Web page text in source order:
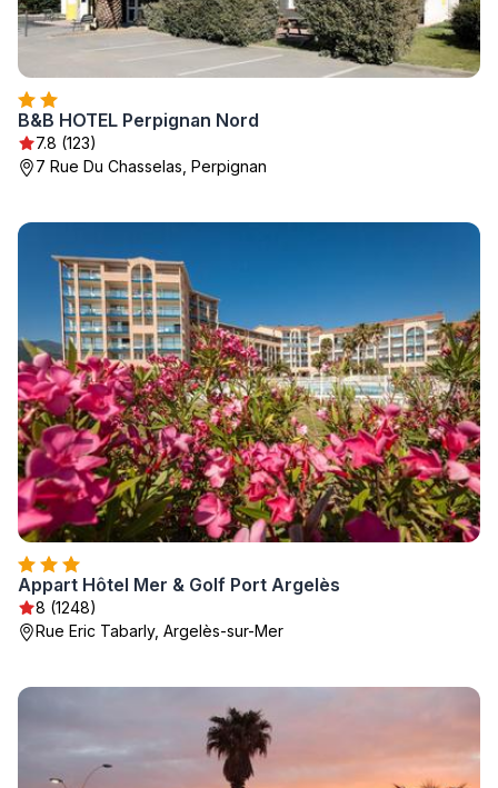
B&B HOTEL Perpignan Nord
7.8 (123)
7 Rue Du Chasselas, Perpignan
Appart Hôtel Mer & Golf Port Argelès
8 (1248)
Rue Eric Tabarly, Argelès-sur-Mer